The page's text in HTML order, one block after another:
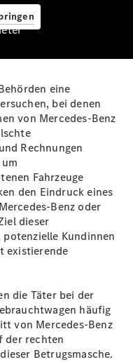
eine
bei denen
von Mercedes-Benz
Rechnungen
Fahrzeuge
den Eindruck eines
oder
dieser
Kundinnen
existierende
die Täter bei der
häufig
von Mercedes‑Benz
der rechten
Betrugsmasche.